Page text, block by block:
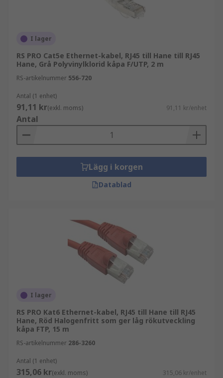
I lager
RS PRO Cat5e Ethernet-kabel, RJ45 till Hane till RJ45
Hane, Grå Polyvinylklorid kåpa F/UTP, 2 m
RS-artikelnummer 556-720
Antal (1 enhet)
91,11 kr(exkl. moms) 91,11 kr/enhet
Antal
Lägg i korgen
Datablad
I lager
RS PRO Kat6 Ethernet-kabel, RJ45 till Hane till RJ45
Hane, Röd Halogenfritt som ger låg rökutveckling
kåpa FTP, 15 m
RS-artikelnummer 286-3260
Antal (1 enhet)
315,06 kr(exkl. moms) 315,06 kr/enhet